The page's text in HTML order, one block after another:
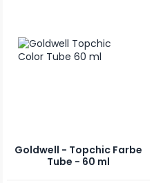
Goldwell - Topchic Farbe
Tube - 60 ml